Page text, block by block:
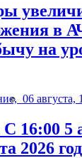
в
на
06 августа,
16:00 5
2026